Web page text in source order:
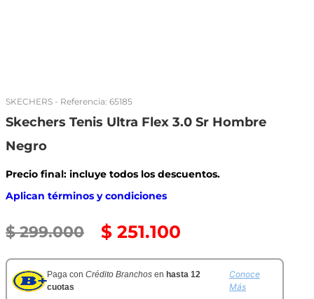
SKECHERS - Referencia: 65185
Skechers Tenis Ultra Flex 3.0 Sr Hombre
Negro
Precio final: incluye todos los descuentos.
Aplican términos y condiciones
$ 299.000 $ 251.100
Paga con Crédito Branchos en hasta 12
cuotas
Conoce
Más